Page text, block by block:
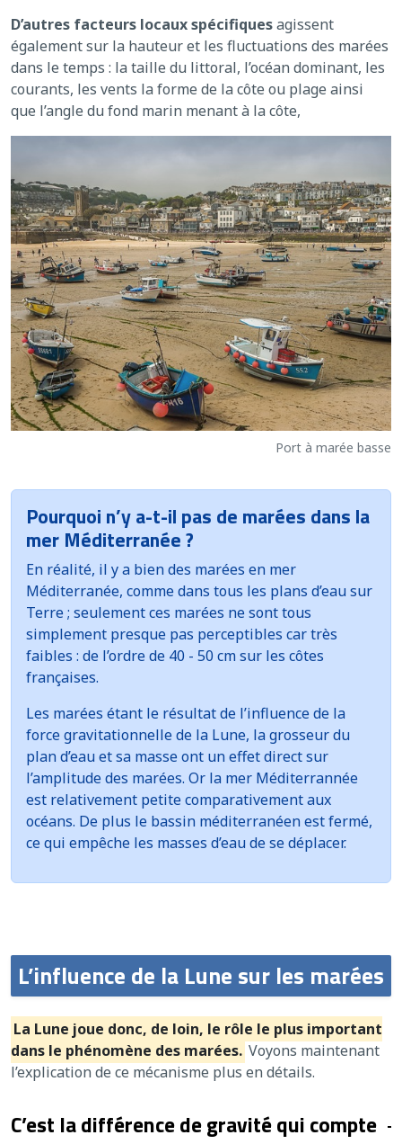
D’autres facteurs locaux spécifiquesagissent
également sur la hauteur et les fluctuations des marées
dans le temps : la taille du littoral, l’océan dominant, les
courants, les vents la forme de la côte ou plage ainsi
que l’angle du fond marin menant à la côte,
Port à marée basse
Pourquoi n’y a-t-il pas de marées dans la
mer Méditerranée ?
En réalité, il y a bien des marées en mer
Méditerranée, comme dans tous les plans d’eau sur
Terre ; seulement ces marées ne sont tous
simplement presque pas perceptibles car très
faibles : de l’ordre de 40 - 50 cm sur les côtes
françaises.
Les marées étant le résultat de l’influence de la
force gravitationnelle de la Lune, la grosseur du
plan d’eau et sa masse ont un effet direct sur
l’amplitude des marées. Or la mer Méditerrannée
est relativement petite comparativement aux
océans. De plus le bassin méditerranéen est fermé,
ce qui empêche les masses d’eau de se déplacer.
L’influence de la Lune sur les marées
La Lune joue donc, de loin, le rôle le plus important
dans le phénomène des marées. Voyons maintenant
l’explication de ce mécanisme plus en détails.
C’est la différence de gravité qui compte